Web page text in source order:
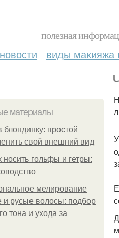
полезная
новости виды макияжа
материалы
блондинку: простой
свой внешний вид
носить гольфы и гетры:
мелирование
и русые волосы: подбор
тона и ухода за